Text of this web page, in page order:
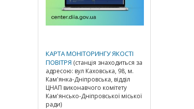
КАРТА МОНІТОРИНГУ ЯКОСТІ
ПОВІТРЯ (станція знаходиться за
адресою: вул Каховська, 98, м.
Кам'янка-Дніпровська, відділ
ЦНАП виконавчого комітету
Кам'янсько-Дніпровської міської
ради)